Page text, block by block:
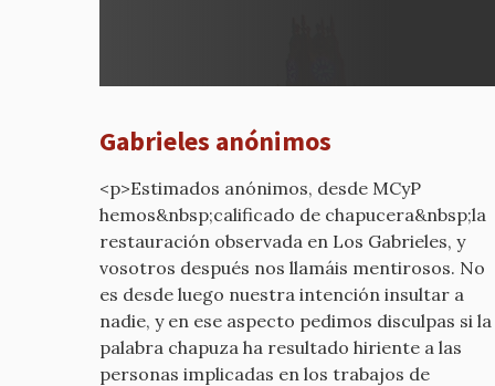
qué
old
Gabrieles anónimos
<p>Estimados anónimos, desde MCyP
hemos&nbsp;calificado de chapucera&nbsp;la
restauración observada en Los Gabrieles, y
vosotros después nos llamáis mentirosos. No
es desde luego nuestra intención insultar a
nadie, y en ese aspecto pedimos disculpas si la
palabra chapuza ha resultado hiriente a las
personas implicadas en los trabajos de